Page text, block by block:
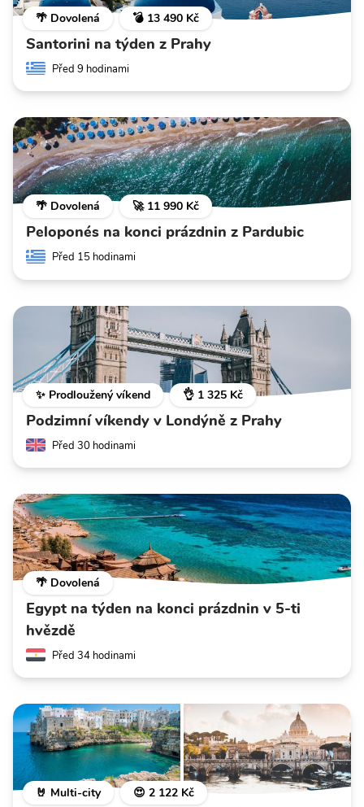
🌴 Dovolená 💣 13 490 Kč
Santorini na týden z Prahy
Před 9 hodinami
🌴 Dovolená 🚀 11 990 Kč
Peloponés na konci prázdnin z Pardubic
Před 15 hodinami
✨ Prodloužený víkend 👌 1 325 Kč
Podzimní víkendy v Londýně z Prahy
Před 30 hodinami
🌴 Dovolená
Egypt na týden na konci prázdnin v 5-ti
hvězdě
Před 34 hodinami
🤘 Multi-city 😍 2 122 Kč